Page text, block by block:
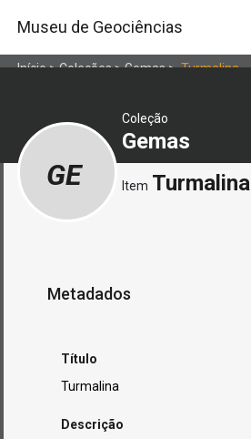
Museu de Geociências
Início>Coleções>Gemas>Turmalina
Coleção
Gemas
GE Item Turmalina
Metadados
Título
Turmalina
Descrição